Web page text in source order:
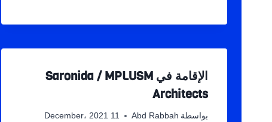
الإقامة في Saronida / MPLUSM
Architects
بواسطة Abd Rabbah 11 December، 2021